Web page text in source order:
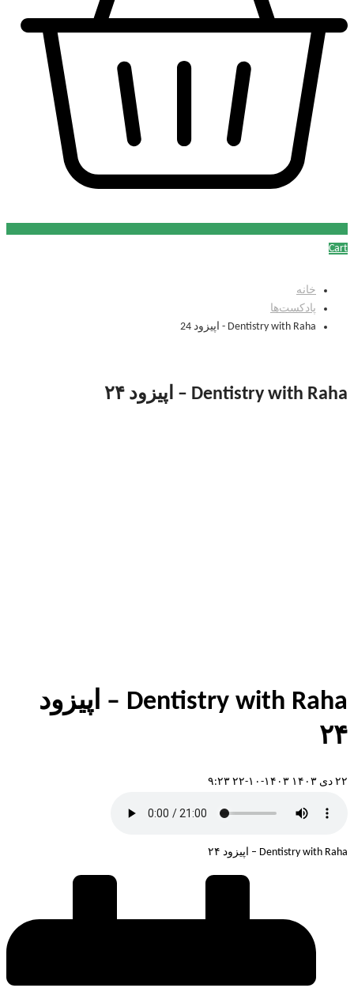
Cart
خانه
پادکست‌‌ها
Dentistry with Raha - اپیزود 24
Dentistry with Raha – اپیزود ۲۴
Dentistry with Raha – اپیزود
۲۴
۲۲ دی ۱۴۰۳ ۱۴۰۳-۱۰-۲۲ ۹:۲۳
Dentistry with Raha – اپیزود ۲۴